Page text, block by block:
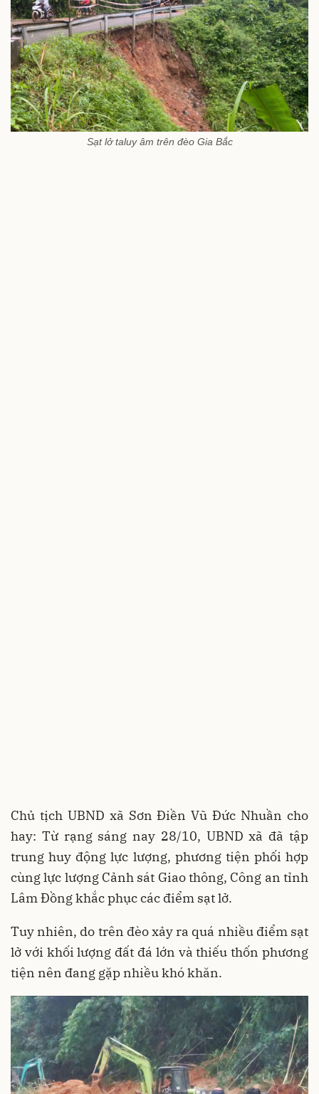
Sạt lở taluy âm trên đèo Gia Bắc
Chủ tịch UBND xã Sơn Điền Vũ Đức Nhuần cho
hay: Từ rạng sáng nay 28/10, UBND xã đã tập
trung huy động lực lượng, phương tiện phối hợp
cùng lực lượng Cảnh sát Giao thông, Công an tỉnh
Lâm Đồng khắc phục các điểm sạt lở.
Tuy nhiên, do trên đèo xảy ra quá nhiều điểm sạt
lở với khối lượng đất đá lớn và thiếu thốn phương
tiện nên đang gặp nhiều khó khăn.